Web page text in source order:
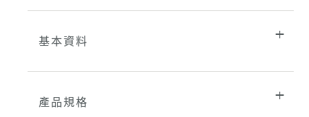
基本資料
產品規格